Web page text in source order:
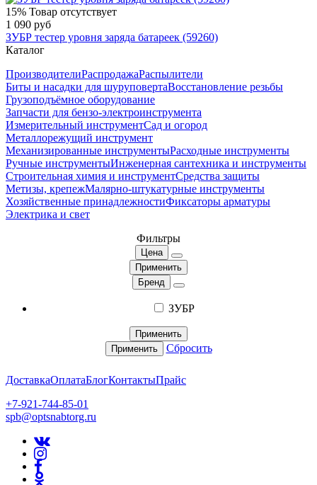
15% Товар отсутствует
1 090 руб
ЗУБР тестер уровня заряда батареек (59260)
Каталог
ПроизводителиРаспродажаРаспылители
Биты и насадки для шуруповертаВосстановление резьбы
Грузоподъёмное оборудование
Запчасти для бензо-электроинструмента
Измерительный инструментСад и огород
Металлорежущий инструмент
Механизированные инструментыРасходные инструменты
Ручные инструментыИнженерная сантехника и инструменты
Строительная химия и инструментСредства защиты
Метизы, крепежМалярно-штукатурные инструменты
Хозяйственные принадлежностиФиксаторы арматуры
Электрика и свет
Фильтры
Цена
Применить
Бренд
ЗУБР
Применить
Применить
Сбросить
ДоставкаОплатаБлогКонтактыПрайс
+7-921-744-85-01
spb@optsnabtorg.ru